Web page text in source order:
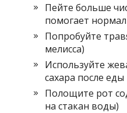
Пейте больше
помогает
Попробуйте
мелисса)
Используйте
сахара после еды
Полощите рот
на стакан воды)